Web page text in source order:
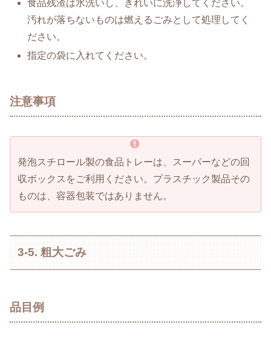
食品残渣は水洗いし、きれいに洗浄してください。
汚れが落ちないものは燃えるごみとして処理してく
ださい。
指定の袋に入れてください。
注意事項
発泡スチロール製の食品トレーは、スーパーなどの回
収ボックスをご利用ください。プラスチック製品その
ものは、容器包装ではありません。
3-5. 粗大ごみ
品目例